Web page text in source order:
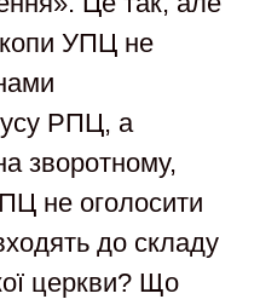
УПЦ не
РПЦ, а
зворотному,
не оголосити
до складу
церкви? Що